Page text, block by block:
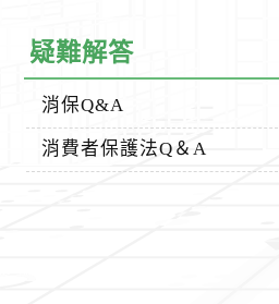
疑難解答
消保Q&A
消費者保護法Q＆A